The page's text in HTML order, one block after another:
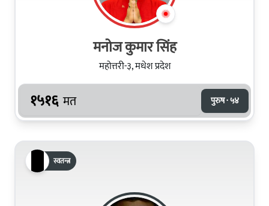
मनोज कुमार सिंह
महोत्तरी-३, मधेश प्रदेश
१५१६ मत पुरुष · ५४
स्वतन्त्र